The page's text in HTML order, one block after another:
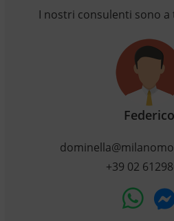
I nostri consulenti sono a
Federico
+39 02